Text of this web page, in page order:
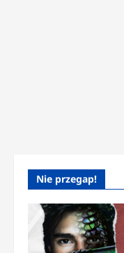
Nie przegap!